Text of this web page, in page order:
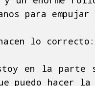
para
hacen lo
en la parte
puedo hacer